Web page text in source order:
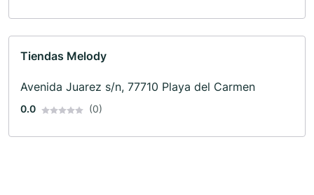
Tiendas Melody
Avenida Juarez s/n, 77710 Playa del Carmen
0.0 (0)